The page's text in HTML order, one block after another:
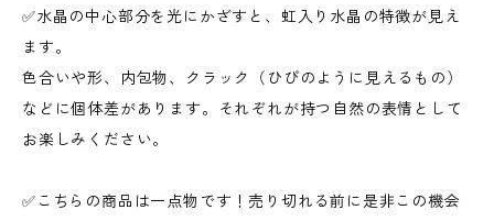
✅水晶の中心部分を光にかざすと、虹入り水晶の特徴が見え
ます。
色合いや形、内包物、クラック（ひびのように見えるもの）
などに個体差があります。それぞれが持つ自然の表情として
お楽しみください。
✅こちらの商品は一点物です！売り切れる前に是非この機会